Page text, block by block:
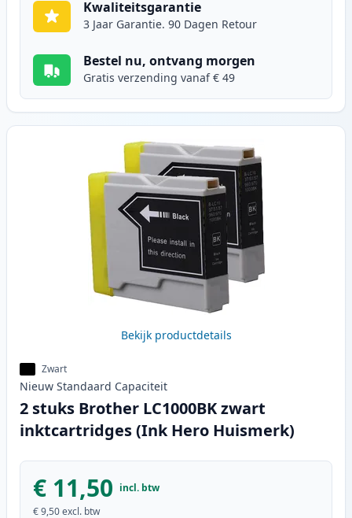
Kwaliteitsgarantie
3 Jaar Garantie. 90 Dagen Retour
Bestel nu, ontvang morgen
Gratis verzending vanaf € 49
Bekijk productdetails
Zwart
Nieuw Standaard Capaciteit
2 stuks Brother LC1000BK zwart
inktcartridges (Ink Hero Huismerk)
€ 11,50 incl. btw
€ 9,50excl. btw